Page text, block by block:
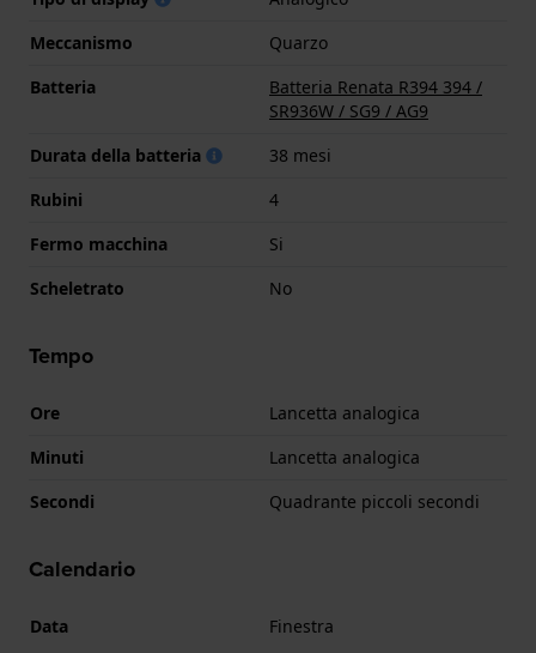
Meccanismo
Quarzo
Batteria
Batteria Renata R394 394 /
SR936W / SG9 / AG9
Durata della batteria
38 mesi
Rubini
4
Fermo macchina
Si
Scheletrato
No
Tempo
Ore
Lancetta analogica
Minuti
Lancetta analogica
Secondi
Quadrante piccoli secondi
Calendario
Data Finestra